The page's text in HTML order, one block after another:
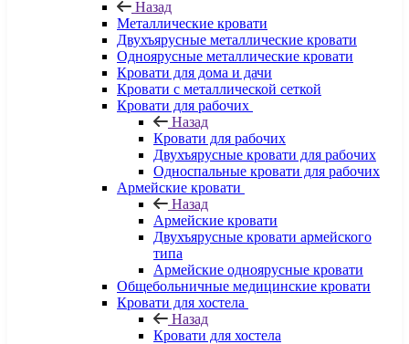
Назад
Металлические кровати
Двухъярусные металлические кровати
Одноярусные металлические кровати
Кровати для дома и дачи
Кровати с металлической сеткой
Кровати для рабочих
Назад
Кровати для рабочих
Двухъярусные кровати для рабочих
Односпальные кровати для рабочих
Армейские кровати
Назад
Армейские кровати
Двухъярусные кровати армейского
типа
Армейские одноярусные кровати
Общебольничные медицинские кровати
Кровати для хостела
Назад
Кровати для хостела